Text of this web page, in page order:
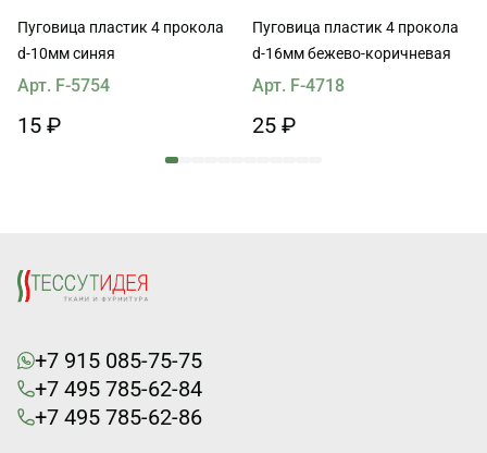
Пуговица пластик 4 прокола
d-10мм синяя
Арт. F-5754
15 ₽
Пуговица пластик 4 прокола
d-16мм бежево-коричневая
Арт. F-4718
25 ₽
+7 915 085-75-75
+7 495 785-62-84
+7 495 785-62-86